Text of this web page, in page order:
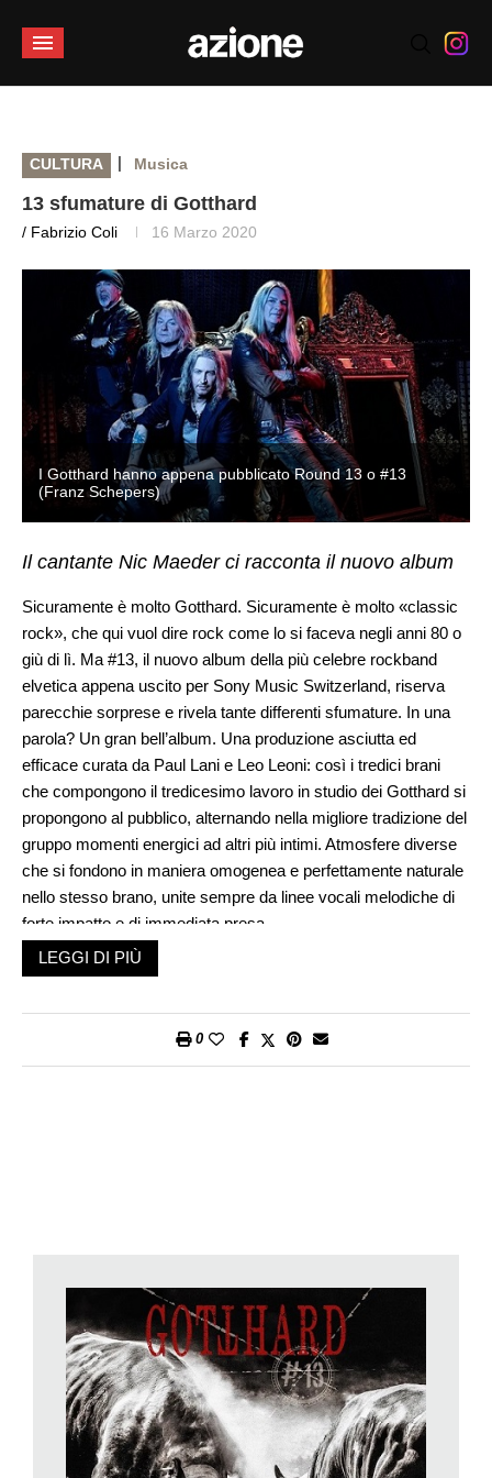
CULTURA | Musica
13 sfumature di Gotthard
/ Fabrizio Coli 16 Marzo 2020
I Gotthard hanno appena pubblicato Round 13 o #13
(Franz Schepers)
Il cantante Nic Maeder ci racconta il nuovo album
Sicuramente è molto Gotthard. Sicuramente è molto «classic
rock», che qui vuol dire rock come lo si faceva negli anni 80 o
giù di lì. Ma #13, il nuovo album della più celebre rockband
elvetica appena uscito per Sony Music Switzerland, riserva
parecchie sorprese e rivela tante differenti sfumature. In una
parola? Un gran bell’album. Una produzione asciutta ed
efficace curata da Paul Lani e Leo Leoni: così i tredici brani
che compongono il tredicesimo lavoro in studio dei Gotthard si
propongono al pubblico, alternando nella migliore tradizione del
gruppo momenti energici ad altri più intimi. Atmosfere diverse
che si fondono in maniera omogenea e perfettamente naturale
nello stesso brano, unite sempre da linee vocali melodiche di
forte impatto e di immediata presa.
Il lavoro scorre fluido rivelandosi nella sua completezza
ascolto dopo ascolto, aprendosi continuamente a soluzioni non
compromessi, ma subito la strofa rivela un groove sornione.
e Nic Maeder hanno fatto un gran lavoro di songwriting senza
abbandonare il loro campo da gioco preferito. Dietro la batteria
stavolta non siede Hena Habegger, che già da un po’ ha ridotto
le sue attività musicali annunciando un periodo di pausa per
dedicarsi alla famiglia. A sostituirlo in studio è Alex Motta
mentre nel tour, previsto per aprile fra Germania, Austria,
Bulgaria e Svizzera – coronavirus permettendo, come per tutti
LEGGI DI PIÙ
0